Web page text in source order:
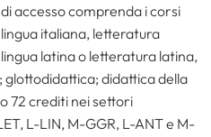
accesso comprenda i corsi
italiana, letteratura
latina o letteratura latina,
didattica della
72 crediti nei settori
L-LIN, M-GGR, L-ANT e M-